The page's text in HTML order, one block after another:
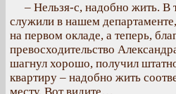
– Нельзя-с, надобно жить. В
служили в нашем
на первом окладе, а теперь,
превосходительство
шагнул хорошо, получил
квартиру – надобно жить